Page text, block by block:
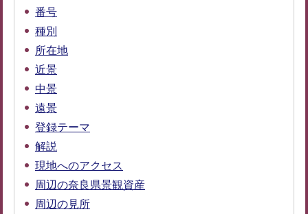
番号
種別
所在地
近景
中景
遠景
登録テーマ
解説
現地へのアクセス
周辺の奈良県景観資産
周辺の見所